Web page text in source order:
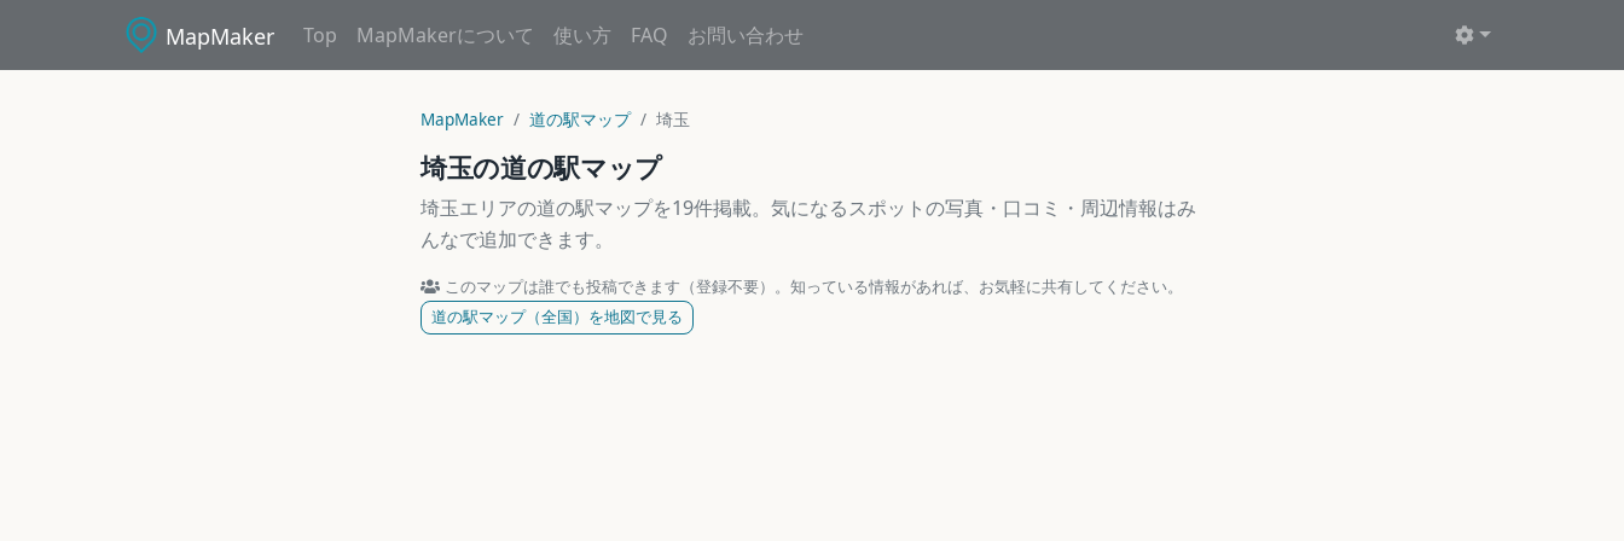
MapMaker Top MapMakerについて 使い方 FAQ お問い合わせ
MapMaker 道の駅マップ 埼玉
埼玉の道の駅マップ
埼玉エリアの道の駅マップを19件掲載。気になるスポットの写真・口コミ・周辺情報はみ
んなで追加できます。
このマップは誰でも投稿できます（登録不要）。知っている情報があれば、お気軽に共有してください。
道の駅マップ（全国）を地図で見る